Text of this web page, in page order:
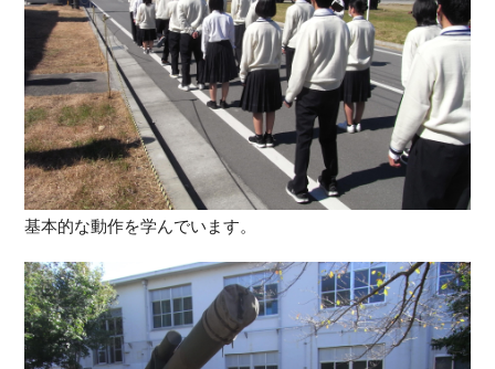
基本的な動作を学んでいます。